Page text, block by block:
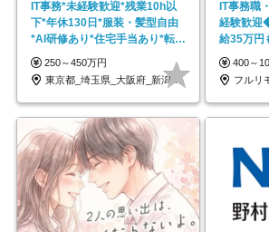
IT事務*未経験歓迎*残業10h以
下*年休130日*服装・髪型自由
*AI研修あり*住宅手当あり*転勤
なし
250～450万円
東京都_埼玉県_大阪府_新潟県_福岡県
IT事務職
経験歓迎
給35万円
ート可◆
400～
フルリ